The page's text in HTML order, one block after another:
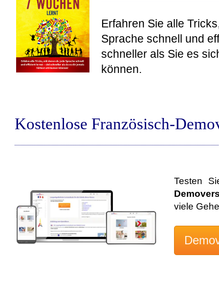
Erfahren Sie alle
Sprache schnell und
schneller als Sie es
können.
Kostenlose Französisch-
Testen
viele